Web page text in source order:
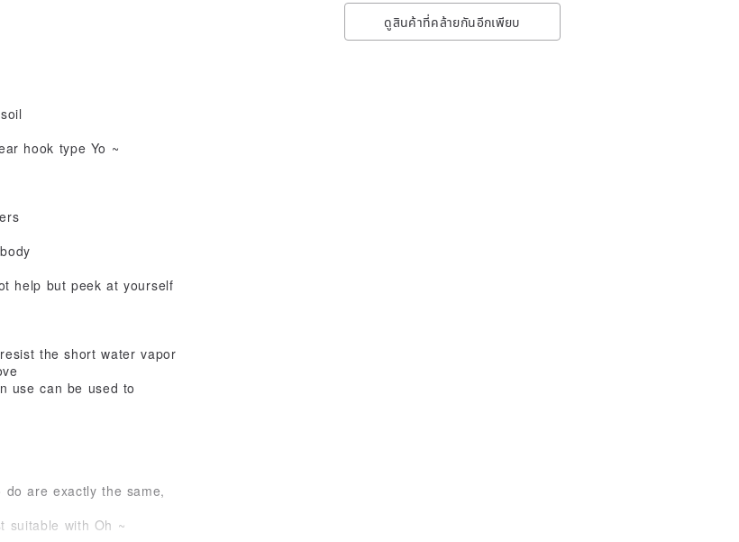
ดูสินค้าที่คล้ายกันอีกเพียบ
hook type Yo ~
help but peek at yourself
the short water vapor
use can be used to
are exactly the same,
suitable with Oh ~